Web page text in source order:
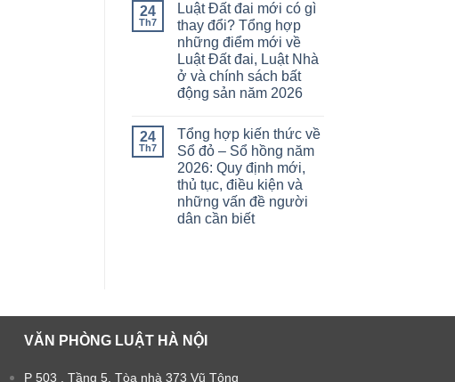
24
Th7
Luật Đất đai mới có gì
thay đổi? Tổng hợp
những điểm mới về
Luật Đất đai, Luật Nhà
ở và chính sách bất
động sản năm 2026
24
Th7
Tổng hợp kiến thức về
Sổ đỏ – Sổ hồng năm
2026: Quy định mới,
thủ tục, điều kiện và
những vấn đề người
dân cần biết
VĂN PHÒNG LUẬT HÀ NỘI
P 503 , Tầng 5, Tòa nhà 373 Vũ Tông